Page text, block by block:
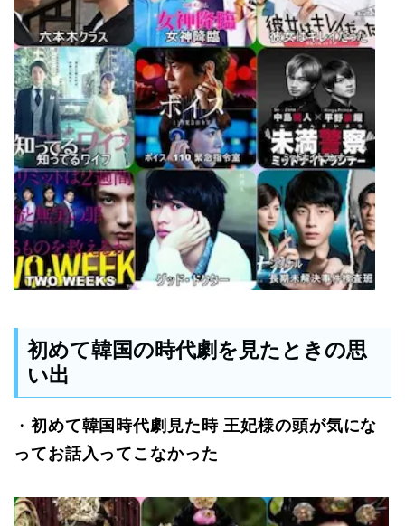
初めて韓国の時代劇を見たときの思
い出
・ 初めて韓国時代劇見た時 王妃様の頭が気にな
ってお話入ってこなかった